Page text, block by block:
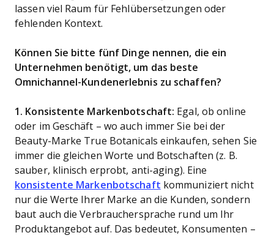
lassen viel Raum für Fehlübersetzungen oder
fehlenden Kontext.
Können Sie bitte fünf Dinge nennen, die ein
Unternehmen benötigt, um das beste
Omnichannel-Kundenerlebnis zu schaffen?
1. Konsistente Markenbotschaft: Egal, ob online
oder im Geschäft – wo auch immer Sie bei der
Beauty-Marke True Botanicals einkaufen, sehen Sie
immer die gleichen Worte und Botschaften (z. B.
sauber, klinisch erprobt, anti-aging). Eine
konsistente Markenbotschaft kommuniziert nicht
nur die Werte Ihrer Marke an die Kunden, sondern
baut auch die Verbrauchersprache rund um Ihr
Produktangebot auf. Das bedeutet, Konsumenten –